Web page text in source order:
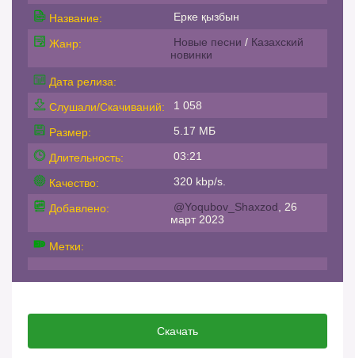
Название: Ерке қызбын
Жанр: Новые песни / Казахский
новинки
Дата релиза:
Слушали/Скачиваний:
1 058
Размер: 5.17 МБ
Длительность: 03:21
Качество: 320 kbp/s.
Добавлено: @Yoqubov_Shaxzod , 26
март 2023
Метки:
Скачать